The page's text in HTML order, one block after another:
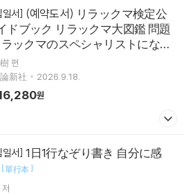
서]
ドブック リラックマ大図鑑 問題
ックマのスペシャリストになれ
ック
편
新社
2026.9.18.
원
서] 1日1行なぞり書き 自分に感
[單行本]